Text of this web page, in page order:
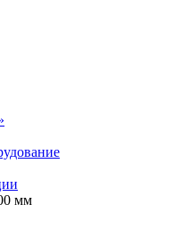
мм